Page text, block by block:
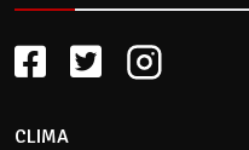
CLIMA